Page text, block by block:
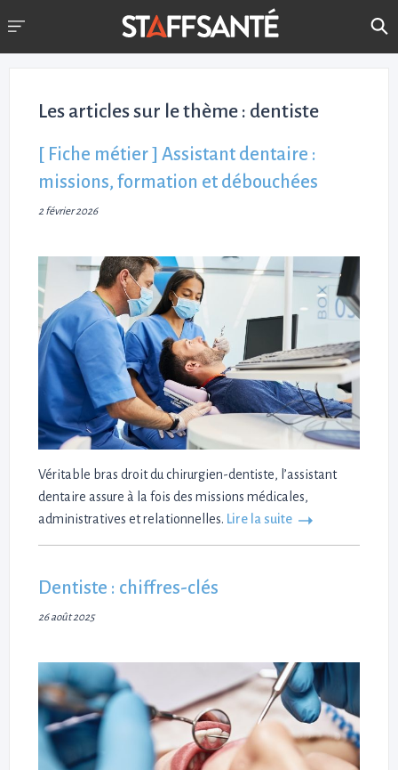
Les articles sur le thème : dentiste
[ Fiche métier ] Assistant dentaire :
missions, formation et débouchées
2 février 2026
Véritable bras droit du chirurgien-dentiste, l’assistant
dentaire assure à la fois des missions médicales,
administratives et relationnelles. Lire la suite
Dentiste : chiffres-clés
26 août 2025